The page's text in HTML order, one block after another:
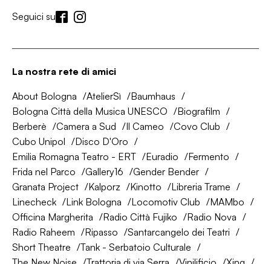
Seguici su
La nostra rete di amici
About Bologna AtelierSì
Baumhaus
Bologna Città della Musica UNESCO
Biografilm
Berberè
Camera a Sud Il Cameo
Covo Club
Cubo Unipol
Disco D'Oro
Emilia Romagna Teatro - ERT
Euradio
Fermento
Frida nel Parco
Gallery16
Gender Bender
Granata Project
Kalporz Kinotto
Libreria Trame
Linecheck
Link Bologna Locomotiv Club
MAMbo
Officina Margherita
Radio Città Fujiko
Radio Nova
Radio Raheem
Ripasso
Santarcangelo dei Teatri
Short Theatre
Tank - Serbatoio Culturale